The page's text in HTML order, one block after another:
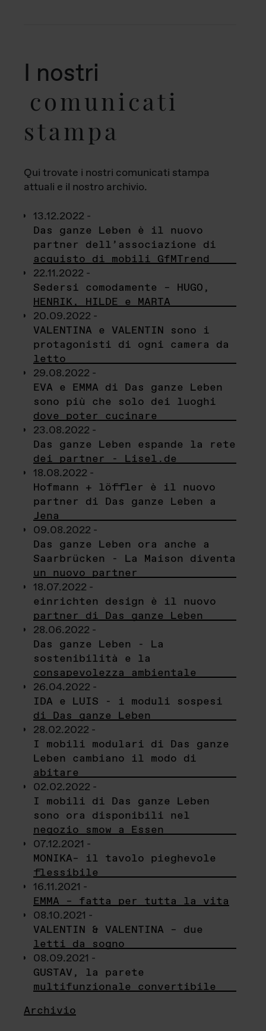
I nostri
comunicati
stampa
Qui trovate i nostri comunicati stampa
attuali e il nostro archivio.
13.12.2022 -
Das ganze Leben è il nuovo
partner dell’associazione di
acquisto di mobili GfMTrend
22.11.2022 -
Sedersi comodamente – HUGO,
HENRIK, HILDE e MARTA
20.09.2022 -
VALENTINA e VALENTIN sono i
protagonisti di ogni camera da
letto
29.08.2022 -
EVA e EMMA di Das ganze Leben
sono più che solo dei luoghi
dove poter cucinare
23.08.2022 -
Das ganze Leben espande la rete
dei partner - Lisel.de
18.08.2022 -
Hofmann + löffler è il nuovo
partner di Das ganze Leben a
Jena
09.08.2022 -
Das ganze Leben ora anche a
Saarbrücken - La Maison diventa
un nuovo partner
18.07.2022 -
einrichten design è il nuovo
partner di Das ganze Leben
28.06.2022 -
Das ganze Leben - La
sostenibilità e la
consapevolezza ambientale
26.04.2022 -
IDA e LUIS - i moduli sospesi
di Das ganze Leben
28.02.2022 -
I mobili modulari di Das ganze
Leben cambiano il modo di
abitare
02.02.2022 -
I mobili di Das ganze Leben
sono ora disponibili nel
negozio smow a Essen
07.12.2021 -
MONIKA– il tavolo pieghevole
flessibile
16.11.2021 -
EMMA – fatta per tutta la vita
08.10.2021 -
VALENTIN & VALENTINA – due
letti da sogno
08.09.2021 -
GUSTAV, la parete
multifunzionale convertibile
Archivio